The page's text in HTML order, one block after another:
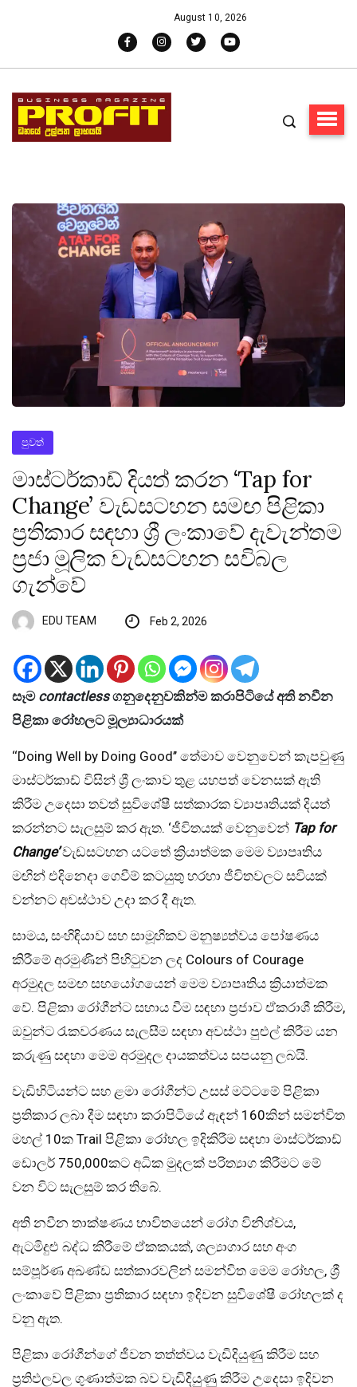
August 10, 2026
පුවත්
මාස්ටර්කාඩ් දියත් කරන ‘Tap for
Change’ වැඩසටහන සමඟ පිළිකා
ප්‍රතිකාර සඳහා ශ්‍රී ලංකාවේ දැවැන්තම
ප්‍රජා මූලික වැඩසටහන සවිබල
ගැන්වේ
EDU TEAM Feb 2, 2026
සෑම contactlessගනුදෙනුවකින්ම කරාපිටියේ අති නවීන
පිළිකා රෝහලට මූල්‍යාධාරයක්
‘‘Doing Well by Doing Good’’ තේමාව වෙනුවෙන් කැපවුණු
මාස්ටර්කාඩ් විසින් ශ්‍රී ලංකාව තුළ යහපත් වෙනසක් ඇති
කිරීම උදෙසා තවත් සුවිශේෂී සත්කාරක ව්‍යාපෘතියක් දියත්
කරන්නට සැලසුම් කර ඇත. ‘ජීවිතයක් වෙනුවෙන් Tap for
Change’වැඩසටහන යටතේ ක්‍රියාත්මක මෙම ව්‍යාපෘතිය
මඟින් එදිනෙදා ගෙවීම් කටයුතු හරහා ජීවිතවලට සවියක්
වන්නට අවස්ථාව උදා කර දී ඇත.
සාමය, සංහිඳියාව සහ සාමූහිකව මනුෂ්‍යත්වය පෝෂණය
කිරීමේ අරමුණින් පිහිටුවන ලද Colours of Courage
අරමුදල සමඟ සහයෝගයෙන් මෙම ව්‍යාපෘතිය ක්‍රියාත්මක
වේ. පිළිකා රෝගීන්ට සහාය වීම සඳහා ප්‍රජාව ඒකරාශී කිරීම,
ඔවුන්ට රැකවරණය සැලසීම සඳහා අවස්ථා පුළුල් කිරීම යන
කරුණු සඳහා මෙම අරමුදල දායකත්වය සපයනු ලබයි.
වැඩිහිටියන්ට සහ ළමා රෝගීන්ට උසස් මට්ටමේ පිළිකා
ප්‍රතිකාර ලබා දීම සඳහා කරාපිටියේ ඇඳන් 160කින් සමන්විත
මහල් 10ක Trail පිළිකා රෝහල ඉදිකිරීම සඳහා මාස්ටර්කාඩ්
ඩොලර් 750,000කට අධික මුදලක් පරිත්‍යාග කිරීමට මේ
වන විට සැලසුම් කර තිබේ.
අති නවීන තාක්ෂණය භාවිතයෙන් රෝග විනිශ්චය,
ඇටමිදුළු බද්ධ කිරීමේ ඒකකයක්, ශල්‍යාගාර සහ අංග
සම්පූර්ණ අඛණ්ඩ සත්කාරවලින් සමන්විත මෙම රෝහල, ශ්‍රී
ලංකාවේ පිළිකා ප්‍රතිකාර සඳහා ඉදිවන සුවිශේෂී රෝහලක් ද
වනු ඇත.
පිළිකා රෝගීන්ගේ ජීවන තත්ත්වය වැඩිදියුණු කිරීම සහ
ප්‍රතිඵලවල ගුණාත්මක බව වැඩිදියුණු කිරීම උදෙසා ඉදිවන